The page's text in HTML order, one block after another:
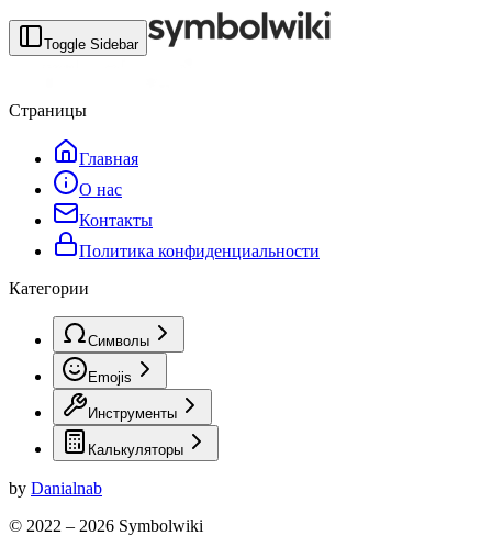
Toggle Sidebar
Страницы
Главная
О нас
Контакты
Политика конфиденциальности
Категории
Символы
Emojis
Инструменты
Калькуляторы
by Danialnab
© 2022 – 2026 Symbolwiki